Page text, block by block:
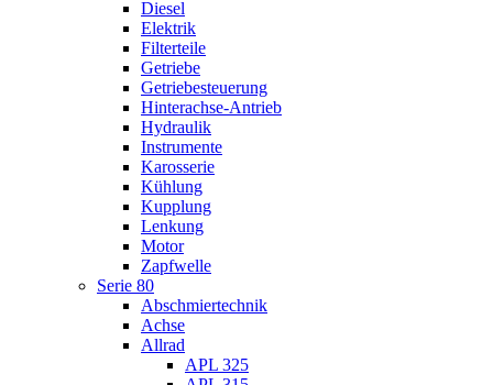
Diesel
Elektrik
Filterteile
Getriebe
Getriebesteuerung
Hinterachse-Antrieb
Hydraulik
Instrumente
Karosserie
Kühlung
Kupplung
Lenkung
Motor
Zapfwelle
Serie 80
Abschmiertechnik
Achse
Allrad
APL 325